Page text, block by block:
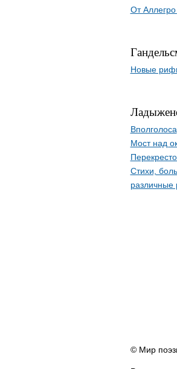
От
Новые
Вполголоса
Мост над
Стихи,
различные
© Мир